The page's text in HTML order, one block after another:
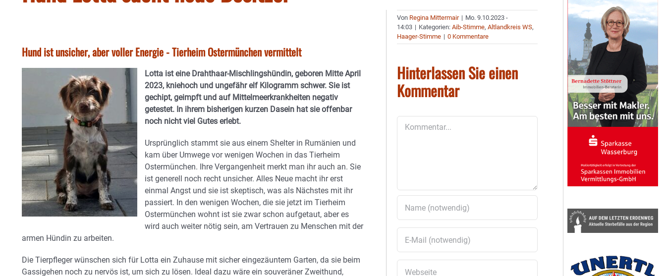
Hund ist unsicher, aber voller Energie - Tierheim Ostermünchen vermittelt
Lotta ist eine Drahthaar-Mischlingshündin, geboren Mitte April
2023, kniehoch und ungefähr elf Kilogramm schwer. Sie ist
gechipt, geimpft und auf Mittelmeerkrankheiten negativ
getestet. In ihrem bisherigen kurzen Dasein hat sie offenbar
noch nicht viel Gutes erlebt.
Ursprünglich stammt sie aus einem Shelter in Rumänien und
kam über Umwege vor wenigen Wochen in das Tierheim
Ostermünchen. Ihre Vergangenheit merkt man ihr auch an. Sie
ist generell noch recht unsicher. Alles Neue macht ihr erst
einmal Angst und sie ist skeptisch, was als Nächstes mit ihr
passiert. In den wenigen Wochen, die sie jetzt im Tierheim
Ostermünchen wohnt ist sie zwar schon aufgetaut, aber es
wird auch weiter nötig sein, am Vertrauen zu Menschen mit der
armen Hündin zu arbeiten.
Die Tierpfleger wünschen sich für Lotta ein Zuhause mit sicher eingezäuntem Garten, da sie beim
Gassigehen noch zu nervös ist, um sich zu lösen. Ideal dazu wäre ein souveräner Zweithund,
Von Regina Mittermair | Mo. 9.10.2023 -
14:03 | Kategorien:Aib-Stimme,Altlandkreis WS,
Haager-Stimme | 0 Kommentare
Hinterlassen Sie einen
Kommentar